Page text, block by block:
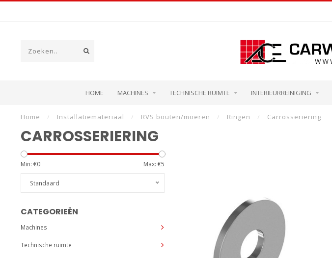
HOME MACHINES TECHNISCHE RUIMTE INTERIEURREINIGING
Home / Installatiemateriaal / RVS bouten/moeren / Ringen / Carrosseriering
CARROSSERIERING
Min: €0 Max: €5
Standaard
CATEGORIEËN
Machines
Technische ruimte